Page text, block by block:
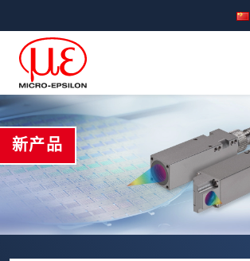
新产品
Your request for: 高温传感器
称谓*
名*